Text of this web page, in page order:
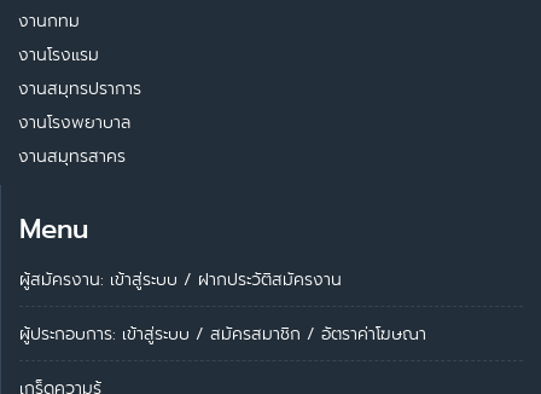
งานกทม
งานโรงแรม
งานสมุทรปราการ
งานโรงพยาบาล
งานสมุทรสาคร
Menu
ผู้สมัครงาน: เข้าสู่ระบบ / ฝากประวัติสมัครงาน
ผู้ประกอบการ: เข้าสู่ระบบ / สมัครสมาชิก / อัตราค่าโฆษณา
เกร็ดความรู้